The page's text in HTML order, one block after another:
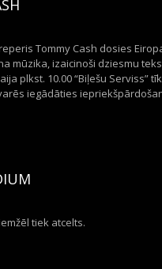
Tommy Cash dosies
mūzika, izaicinoši dziesmu
plkst. 10.00 “Biļešu Serviss”
iegādāties
tiek atcelts.